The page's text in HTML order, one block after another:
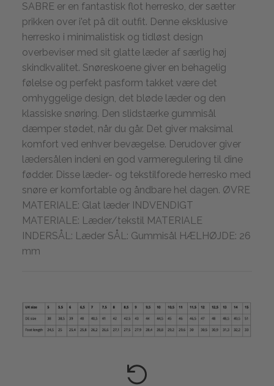
SABRE er en fantastisk flot herresko, der sætter
prikken over i'et på dit outfit. Denne eksklusive
herresko i minimalistisk og tidløst design
overbeviser med sit glatte læder af særlig høj
skindkvalitet. Snøreskoene giver en behagelig
følelse og perfekt pasform takket være det
omhyggelige design, det bløde læder og den
klassiske snøring. Den slidstærke gummisål
dæmper stødet, når du går. Det giver maksimal
komfort ved enhver bevægelse. Derudover giver
lædersålen indeni en god varmeregulering til dine
fødder. Disse læder- og tekstilforede herresko med
snøre er komfortable og åndbare hel dagen. ØVRE
MATERIALE: Glat læder INDVENDIGT
MATERIALE: Læder/tekstil MATERIALE
INDERSÅL: Læder SÅL: Gummisål HÆLHØJDE: 26
mm